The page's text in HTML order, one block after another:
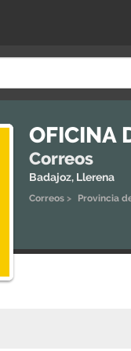
OFICINA
Correos
Badajoz, Llerena
Correos > Provincia